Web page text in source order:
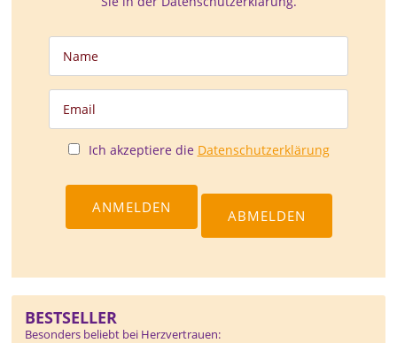
Ich akzeptiere die Datenschutzerklärung
BESTSELLER
Besonders beliebt bei Herzvertrauen: